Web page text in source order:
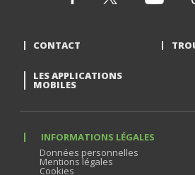
CONTACT
LES APPLICATIONS
MOBILES
INFORMATIONS LÉGALES
Données personnelles
Mentions légales
Cookies